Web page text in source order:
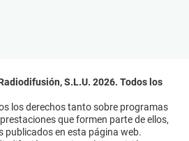
S.L.U. 2026. Todos los
los derechos tanto sobre programas
que formen parte de ellos,
publicados en esta página web.